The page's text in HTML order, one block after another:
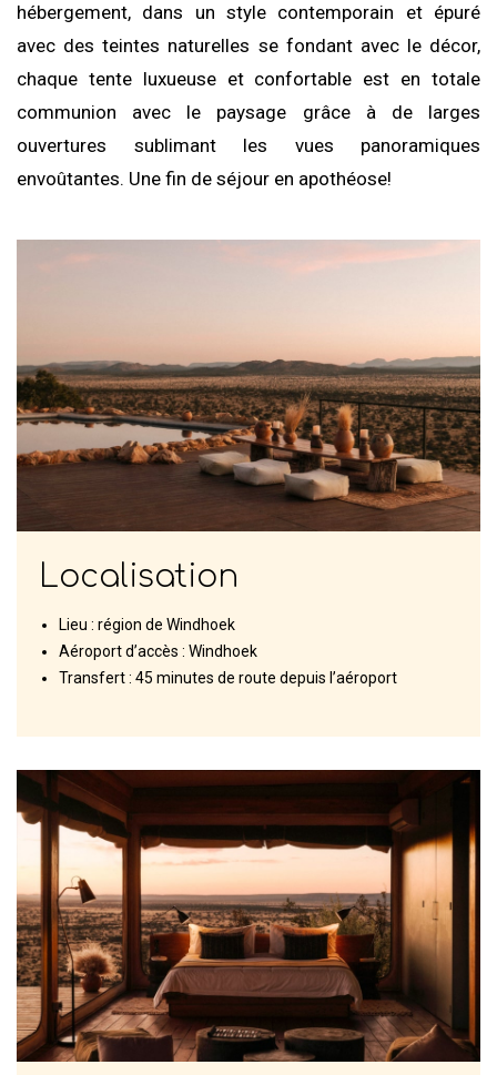
hébergement, dans un style contemporain et épuré
avec des teintes naturelles se fondant avec le décor,
chaque tente luxueuse et confortable est en totale
communion avec le paysage grâce à de larges
ouvertures sublimant les vues panoramiques
envoûtantes. Une fin de séjour en apothéose!
Localisation
Lieu : région de Windhoek
Aéroport d’accès : Windhoek
Transfert : 45 minutes de route depuis l’aéroport